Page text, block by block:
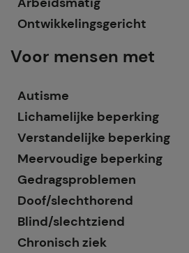
Ontwikkelingsgericht
Voor mensen met
Autisme
Lichamelijke beperking
Verstandelijke beperking
Meervoudige beperking
Gedragsproblemen
Doof/slechthorend
Blind/slechtziend
Chronisch ziek